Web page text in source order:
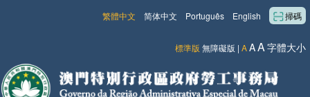
掃碼
English
Português
简体中文
繁體中文
標準版 無障礙版 | AAA字體大小